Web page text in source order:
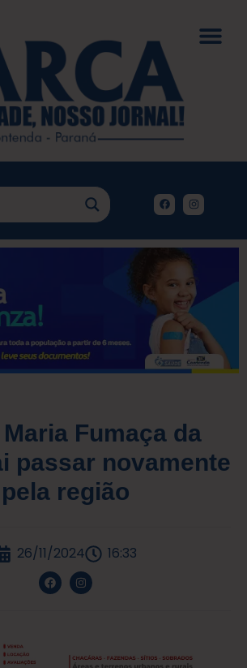
Fumaça da
passar novamente
pela região
26/11/2024 16:33